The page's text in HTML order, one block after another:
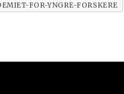
FOR-YNGRE-FORSKERE